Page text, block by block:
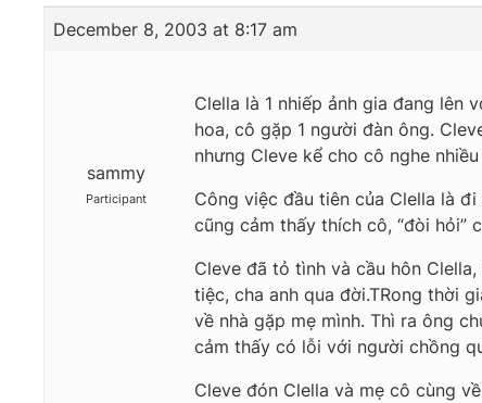
December 8, 2003 at 8:17 am
sammy
Participant
Clella là 1 nhiếp ảnh gia đang lên
hoa, cô gặp 1 người đàn ông.
nhưng Cleve kể cho cô nghe
Công việc đầu tiên của Clella là
cũng cảm thấy thích cô, “đòi hỏi”
Cleve đã tỏ tình và cầu hôn
tiệc, cha anh qua đời.TRong thời
về nhà gặp mẹ mình. Thì ra ông
cảm thấy có lỗi với người chồng
Cleve đón Clella và mẹ cô cùng